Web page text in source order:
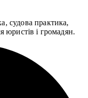
судова практика,
юристів і громадян.